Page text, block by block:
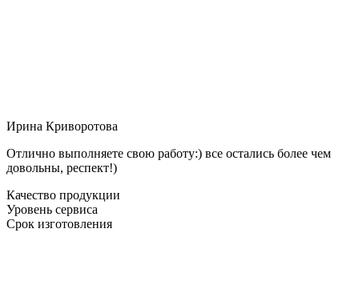
Ирина Криворотова
Отлично выполняете свою работу:) все остались более чем
довольны, респект!)
Качество продукции
Уровень сервиса
Срок изготовления